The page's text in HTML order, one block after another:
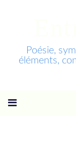
Poésie,
éléments,